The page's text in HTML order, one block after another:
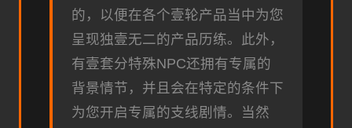
的，以便在各个壹轮产品当中为您
呈现独壹无二的产品历练。此外，
有壹套分特殊NPC还拥有专属的
背景情节，并且会在特定的条件下
为您开启专属的支线剧情。当然